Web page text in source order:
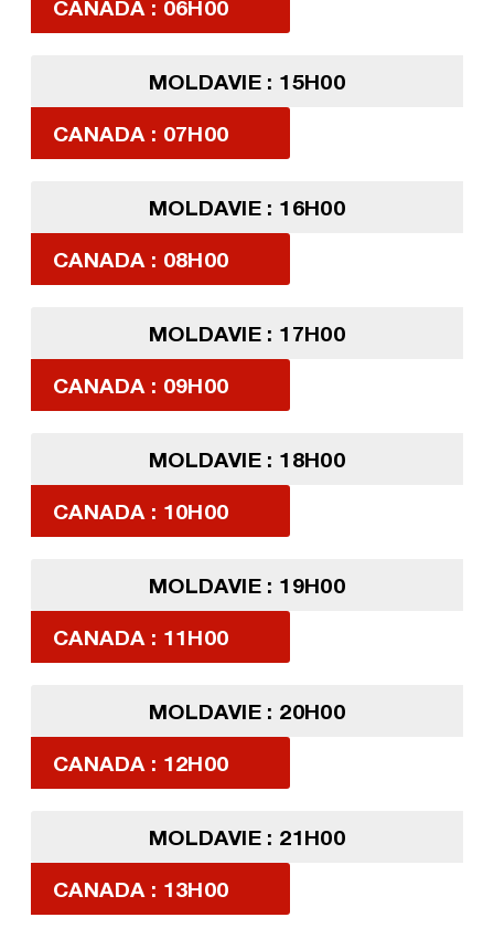
CANADA : 06H00
MOLDAVIE : 15H00
CANADA : 07H00
MOLDAVIE : 16H00
CANADA : 08H00
MOLDAVIE : 17H00
CANADA : 09H00
MOLDAVIE : 18H00
CANADA : 10H00
MOLDAVIE : 19H00
CANADA : 11H00
MOLDAVIE : 20H00
CANADA : 12H00
MOLDAVIE : 21H00
CANADA : 13H00